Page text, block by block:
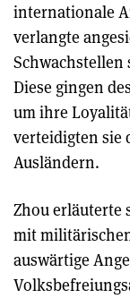
internationale
verlangte
Schwachstellen
Diese gingen
um ihre
verteidigten sie
Ausländern.
Zhou erläuterte
mit
auswärtige